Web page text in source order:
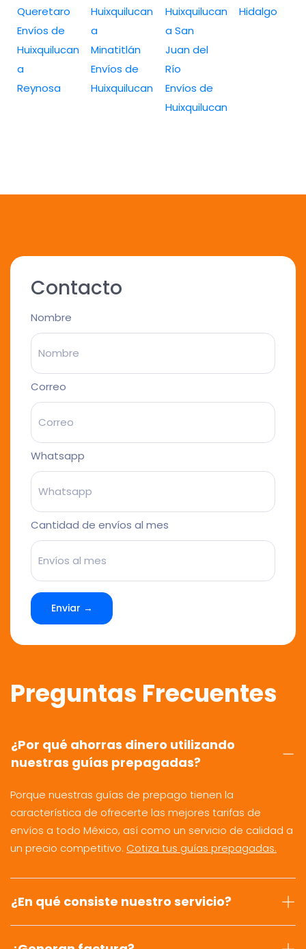
Queretaro
Envíos de
Huixquilucan
a
Reynosa
Huixquilucan
a
Minatitlán
Envíos de
Huixquilucan
Huixquilucan
a San
Juan del
Río
Envíos de
Huixquilucan
Hidalgo
Contacto
Nombre
Correo
Whatsapp
Cantidad de envíos al mes
Enviar →
Preguntas Frecuentes
¿Por qué ahorras dinero utilizando
nuestras guías prepagadas?
Porque nuestras guías de prepago tienen la
característica de ofrecerte las mejores tarifas de
envíos a todo México, así como un servicio de calidad a
un precio competitivo. Cotiza tus guías prepagadas.
¿En qué consiste nuestro servicio?